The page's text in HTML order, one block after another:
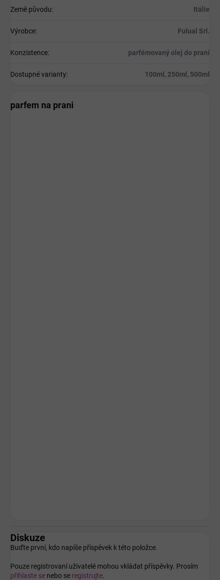
Země původu: Itálie
Výrobce: Fulual Srl.
Konzistence: parfémovaný olej do praní
Dostupné varianty: 100ml, 250ml, 500ml
parfem na prani
Diskuze
Buďte první, kdo napíše příspěvek k této položce.
Pouze registrovaní uživatelé mohou vkládat příspěvky. Prosím
přihlaste se nebo se registrujte.